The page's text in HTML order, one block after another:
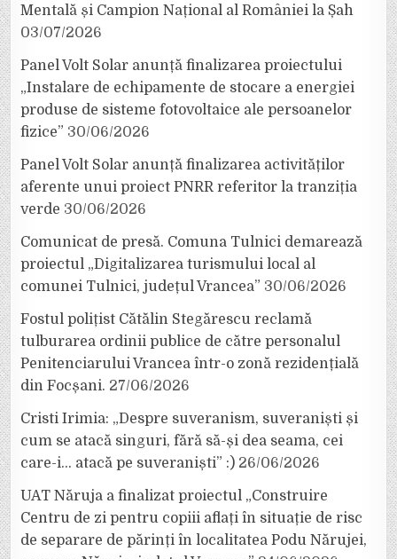
Mentală și Campion Național al României la Șah
03/07/2026
Panel Volt Solar anunță finalizarea proiectului
„Instalare de echipamente de stocare a energiei
produse de sisteme fotovoltaice ale persoanelor
fizice” 30/06/2026
Panel Volt Solar anunță finalizarea activităților
aferente unui proiect PNRR referitor la tranziția
verde 30/06/2026
Comunicat de presă. Comuna Tulnici demarează
proiectul „Digitalizarea turismului local al
comunei Tulnici, județul Vrancea” 30/06/2026
Fostul polițist Cătălin Stegărescu reclamă
tulburarea ordinii publice de către personalul
Penitenciarului Vrancea într-o zonă rezidențială
din Focșani. 27/06/2026
Cristi Irimia: „Despre suveranism, suveraniști și
cum se atacă singuri, fără să-și dea seama, cei
care-i… atacă pe suveraniști” :) 26/06/2026
UAT Năruja a finalizat proiectul „Construire
Centru de zi pentru copiii aflați în situație de risc
de separare de părinți în localitatea Podu Nărujei,